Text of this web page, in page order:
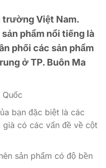
trường Việt Nam.
phẩm nổi tiếng là
phối các sản phẩm
ởTP. Buôn Ma
bạn đặc biệt là các
có các vấn đề về cột
sản phẩm có độ bền